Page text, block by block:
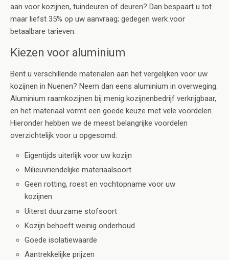
aan voor kozijnen, tuindeuren of deuren? Dan bespaart u tot
maar liefst 35% op uw aanvraag; gedegen werk voor
betaalbare tarieven.
Kiezen voor aluminium
Bent u verschillende materialen aan het vergelijken voor uw
kozijnen in Nuenen? Neem dan eens aluminium in overweging.
Aluminium raamkozijnen bij menig kozijnenbedrijf verkrijgbaar,
en het materiaal vormt een goede keuze met vele voordelen.
Hieronder hebben we de meest belangrijke voordelen
overzichtelijk voor u opgesomd:
Eigentijds uiterlijk voor uw kozijn
Milieuvriendelijke materiaalsoort
Geen rotting, roest en vochtopname voor uw
kozijnen
Uiterst duurzame stofsoort
Kozijn behoeft weinig onderhoud
Goede isolatiewaarde
Aantrekkelijke prijzen